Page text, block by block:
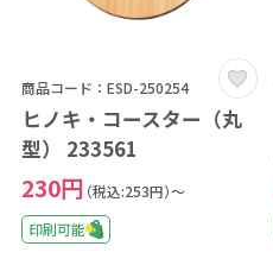
商品コード：ESD-250254
ヒノキ・コースター（丸
型） 233561
230円 （税込:253円）～
印刷可能